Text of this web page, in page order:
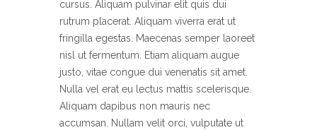
cursus. Aliquam pulvinar elit quis dui
rutrum placerat. Aliquam viverra erat ut
fringilla egestas. Maecenas semper laoreet
nisl ut fermentum. Etiam aliquam augue
justo, vitae congue dui venenatis sit amet.
Nulla vel erat eu lectus mattis scelerisque.
Aliquam dapibus non mauris nec
accumsan. Nullam velit orci, vulputate ut